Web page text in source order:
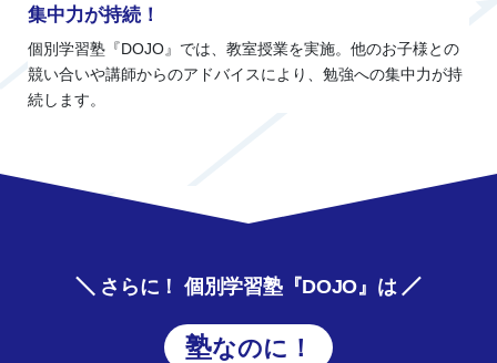
集中力が持続！
個別学習塾『DOJO』では、教室授業を実施。他のお子様との
競い合いや講師からのアドバイスにより、勉強への集中力が持
続します。
さらに！ 個別学習塾『DOJO』は
塾なのに！